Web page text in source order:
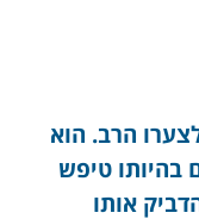
הרב. הוא
בהיותו טיפש
אותו